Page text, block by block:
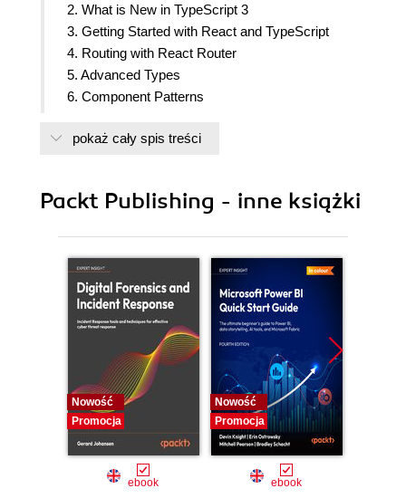
2. What is New in TypeScript 3
3. Getting Started with React and TypeScript
4. Routing with React Router
5. Advanced Types
6. Component Patterns
8. React Redux
11. Unit Testing with Jest
pokaż cały spis treści
Packt Publishing - inne książki
Nowość
Promocja
ebook
Nowość
Promocja
ebook